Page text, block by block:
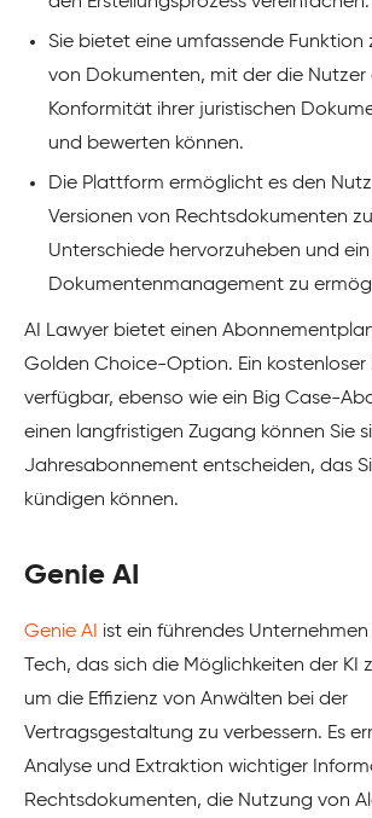
Sie bietet eine umfassende Funktion
von Dokumenten, mit der die
Konformität ihrer juristischen
und bewerten können.
Die Plattform ermöglicht es den
Versionen von Rechtsdokumenten
Unterschiede hervorzuheben und
Dokumentenmanagement zu
AI Lawyer bietet einen
Golden Choice-Option. Ein kostenloser
verfügbar, ebenso wie ein Big Case-
einen langfristigen Zugang können Sie
Jahresabonnement entscheiden, das
kündigen können.
Genie AI
Genie AI ist ein führendes Unternehmen
Tech, das sich die Möglichkeiten der KI
um die Effizienz von Anwälten bei der
Vertragsgestaltung zu verbessern. Es
Analyse und Extraktion wichtiger
Rechtsdokumenten, die Nutzung von